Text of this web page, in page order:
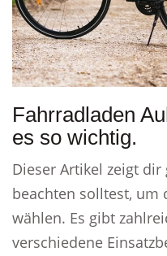
Fahrradladen
es so wichtig.
Dieser Artikel zeigt
beachten solltest, um
wählen. Es gibt
verschiedene